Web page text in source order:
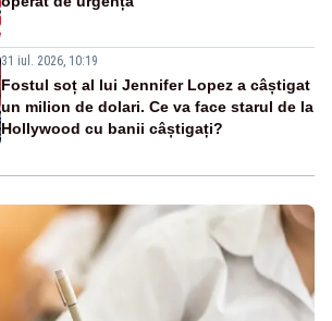
31 iul. 2026, 10:19
Fostul soț al lui Jennifer Lopez a câștigat
un milion de dolari. Ce va face starul de la
Hollywood cu banii câștigați?